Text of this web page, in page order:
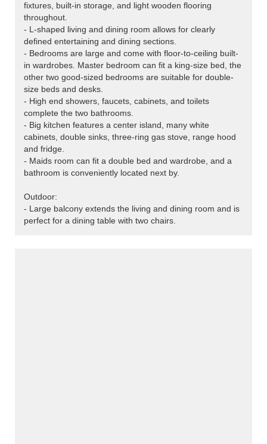
fixtures, built-in storage, and light wooden flooring
throughout.
- L-shaped living and dining room allows for clearly
defined entertaining and dining sections.
- Bedrooms are large and come with floor-to-ceiling built-
in wardrobes. Master bedroom can fit a king-size bed, the
other two good-sized bedrooms are suitable for double-
size beds and desks.
- High end showers, faucets, cabinets, and toilets
complete the two bathrooms.
- Big kitchen features a center island, many white
cabinets, double sinks, three-ring gas stove, range hood
and fridge.
- Maids room can fit a double bed and wardrobe, and a
bathroom is conveniently located next by.
Outdoor:
- Large balcony extends the living and dining room and is
perfect for a dining table with two chairs.